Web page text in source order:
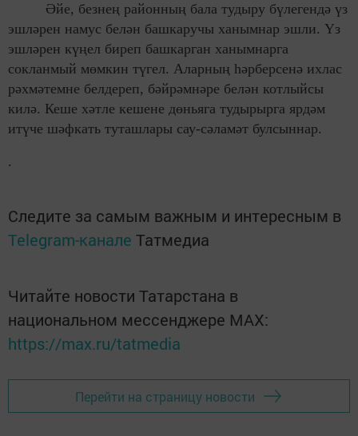
Әйе, безнең районның бала тудыру бүлегендә үз
эшләрен намус белән башкаручы ханымнар эшли. Үз
эшләрен күңел биреп башкарган ханымнарга
сокланмый мөмкин түгел. Аларның һәрберсенә ихлас
рәхмәтемне белдереп, бәйрәмнәре белән котлыйсы
килә. Кеше хәтле кешене дөньяга тудырырга ярдәм
итүче шәфкать туташлары сау-сәламәт булсыннар.
.
Следите за самым важным и интересным в
Telegram-канале Татмедиа
Читайте новости Татарстана в
национальном мессенджере MАХ:
https://max.ru/tatmedia
Перейти на страницу новости